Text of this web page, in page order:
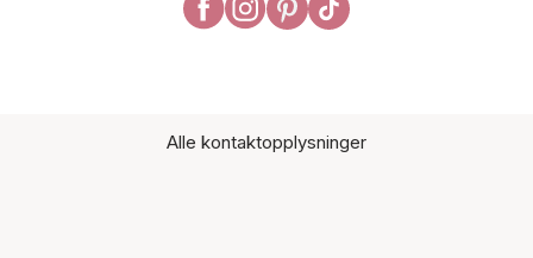
Alle kontaktopplysninger